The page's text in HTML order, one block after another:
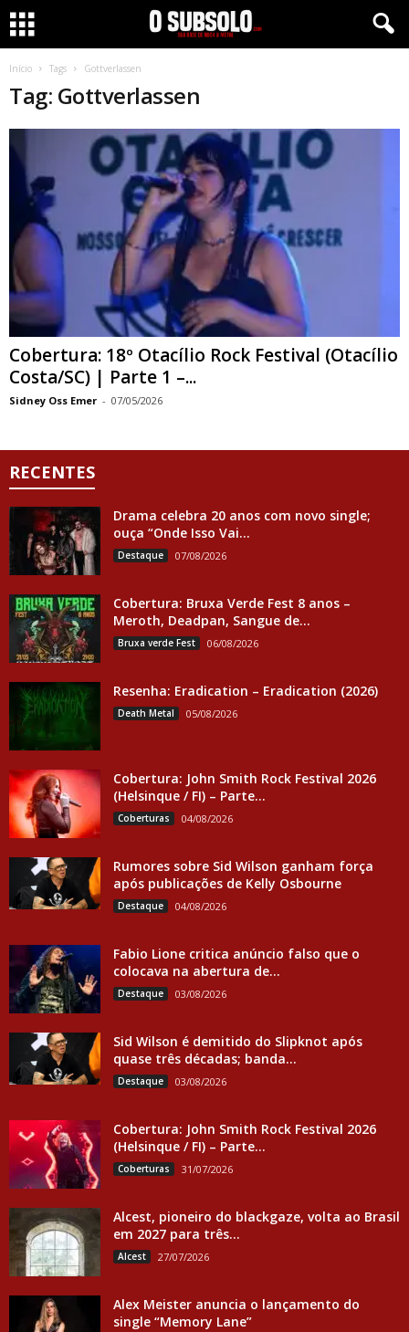
Início Tags Gottverlassen
Tag: Gottverlassen
Cobertura: 18º Otacílio Rock Festival (Otacílio
Costa/SC) | Parte 1 –...
Sidney Oss Emer - 07/05/2026
RECENTES
Drama celebra 20 anos com novo single;
ouça “Onde Isso Vai...
Destaque 07/08/2026
Cobertura: Bruxa Verde Fest 8 anos –
Meroth, Deadpan, Sangue de...
Bruxa verde Fest 06/08/2026
Resenha: Eradication – Eradication (2026)
Death Metal 05/08/2026
Cobertura: John Smith Rock Festival 2026
(Helsinque / FI) – Parte...
Coberturas 04/08/2026
Rumores sobre Sid Wilson ganham força
após publicações de Kelly Osbourne
Destaque 04/08/2026
Fabio Lione critica anúncio falso que o
colocava na abertura de...
Destaque 03/08/2026
Sid Wilson é demitido do Slipknot após
quase três décadas; banda...
Destaque 03/08/2026
Cobertura: John Smith Rock Festival 2026
(Helsinque / FI) – Parte...
Coberturas 31/07/2026
Alcest, pioneiro do blackgaze, volta ao Brasil
em 2027 para três...
Alcest 27/07/2026
Alex Meister anuncia o lançamento do
single “Memory Lane”